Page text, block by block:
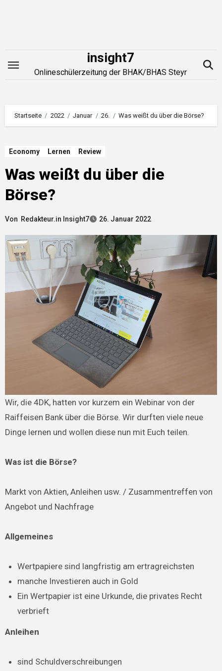
insight7
Onlineschülerzeitung der BHAK/BHAS Steyr
Startseite 2022 Januar 26. Was weißt du über die Börse?
Economy Lernen Review
Was weißt du über die
Börse?
Von Redakteur.in Insight7 26. Januar 2022
Wir, die 4DK, hatten vor kurzem ein Webinar von der
Raiffeisen Bank über die Börse. Wir durften viele neue
Dinge lernen und wollen diese nun mit Euch teilen.
Was ist die Börse?
Markt von Aktien, Anleihen usw. / Zusammentreffen von
Angebot und Nachfrage
Allgemeines
Wertpapiere sind langfristig am ertragreichsten
manche Investieren auch in Gold
Ein Wertpapier ist eine Urkunde, die privates Recht
verbrieft
Anleihen
sind Schuldverschreibungen